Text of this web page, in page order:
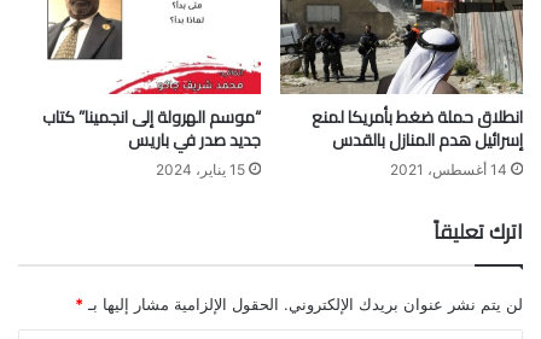
انطلاق حملة ضغط بأمريكا لمنع
إسرائيل هدم المنازل بالقدس
14 أغسطس، 2021
“موسم الهرولة إلى انجمينا” كتاب
جديد صدر في باريس
15 يناير، 2024
اترك تعليقاً
لن يتم نشر عنوان بريدك الإلكتروني. الحقول الإلزامية مشار إليها بـ *